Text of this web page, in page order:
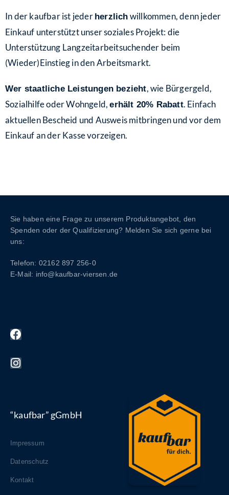
In der kaufbar ist jeder herzlich willkommen, denn jeder
Einkauf unterstützt unser soziales Projekt: die
Unterstützung Langzeitarbeitsuchender beim
(Wieder)Einstieg in den Arbeitsmarkt.
Wer staatliche Leistungen bezieht, wie Bürgergeld,
Sozialhilfe oder Wohngeld,erhält 20% Rabatt. Einfach
aktuellen Bescheid und Ausweis mitbringen und vor dem
Einkauf an der Kasse vorzeigen.
Sie haben eine Frage zu unserem Produktangebot, den
Spenden oder der Qualifizierung? Melden Sie sich gerne bei
uns:
Telefon: 02162 897 256-0
E-Mail: info@kaufbar-viersen.de
“kaufbar” gGmbH
Impressum
Datenschutz
Kontakt